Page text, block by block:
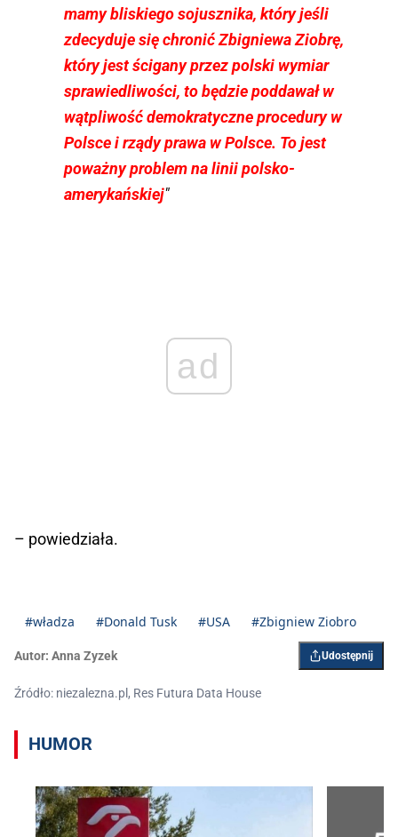
mamy bliskiego sojusznika, który jeśli
zdecyduje się chronić Zbigniewa Ziobrę,
który jest ścigany przez polski wymiar
sprawiedliwości, to będzie poddawał w
wątpliwość demokratyczne procedury w
Polsce i rządy prawa w Polsce. To jest
poważny problem na linii polsko-
amerykańskiej"
ad
– powiedziała.
#władza #Donald Tusk #USA #Zbigniew Ziobro
Autor: Anna Zyzek Udostępnij
Źródło: niezalezna.pl, Res Futura Data House
HUMOR